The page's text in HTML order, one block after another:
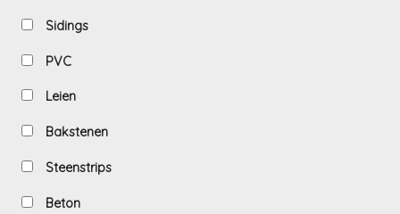
Sidings
PVC
Leien
Bakstenen
Steenstrips
Beton